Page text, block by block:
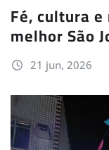
Fé, cultura
melhor São
21 jun, 2026